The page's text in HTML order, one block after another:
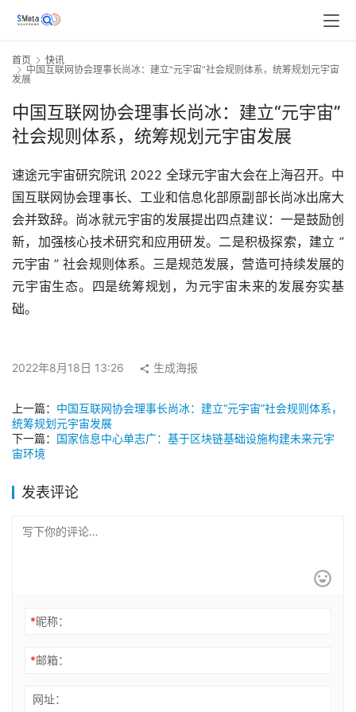
首页
快讯
中国互联网协会理事长尚冰：建立“元宇宙”社会规则体系，统筹规划元宇宙
发展
中国互联网协会理事长尚冰：建立“元宇宙”
社会规则体系，统筹规划元宇宙发展
速途元宇宙研究院讯 2022 全球元宇宙大会在上海召开。中
国互联网协会理事长、工业和信息化部原副部长尚冰出席大
会并致辞。尚冰就元宇宙的发展提出四点建议：一是鼓励创
新，加强核心技术研究和应用研发。二是积极探索，建立 ”
元宇宙 ” 社会规则体系。三是规范发展，营造可持续发展的
元宇宙生态。四是统筹规划，为元宇宙未来的发展夯实基
础。
2022年8月18日 13:26 生成海报
上一篇： 中国互联网协会理事长尚冰：建立“元宇宙”社会规则体系，
统筹规划元宇宙发展
下一篇： 国家信息中心单志广：基于区块链基础设施构建未来元宇
宙环境
发表评论
*昵称：
*邮箱：
网址：